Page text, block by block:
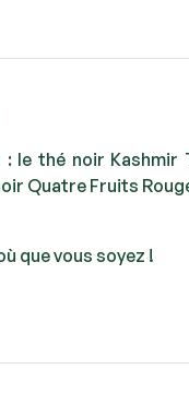
thé noir
Quatre Fruits
que vous soyez !